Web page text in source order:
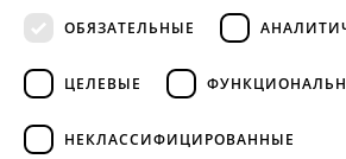
Внимание! Yesyes.lv содержит
информацию и изо.
ОБЯЗАТЕЛЬНЫЕ
ЦЕЛЕВЫЕ
НЕКЛАССИФИЦИРОВАННЫЕ